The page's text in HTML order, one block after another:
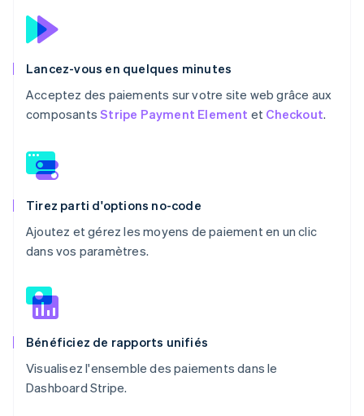
Lancez-vous en quelques minutes
Acceptez des paiements sur votre site web grâce aux
composantsStripe Payment Element et Checkout.
Tirez parti d'options no-code
Ajoutez et gérez les moyens de paiement en un clic
dans vos paramètres.
Bénéficiez de rapports unifiés
Visualisez l'ensemble des paiements dans le
Dashboard Stripe.